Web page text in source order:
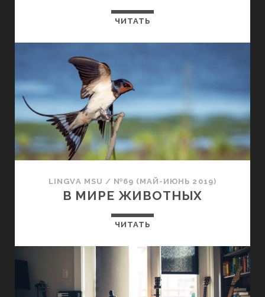
ЧИТАТЬ
LINGVA MSU / №69 (МАЙ-ИЮНЬ 2019)
В МИРЕ ЖИВОТНЫХ
ЧИТАТЬ